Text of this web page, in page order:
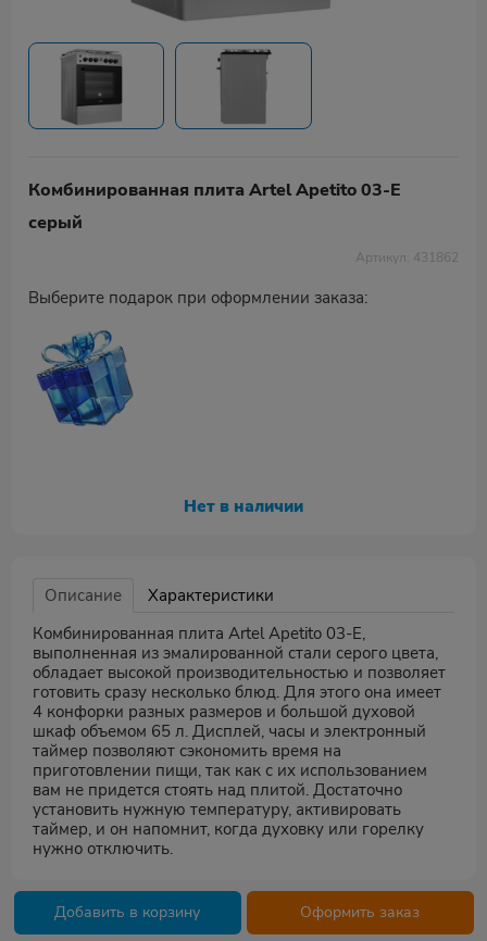
Комбинированная плита Artel Apetito 03-E
серый
Артикул: 431862
Выберите подарок при оформлении заказа:
Нет в наличии
Описание
Характеристики
Комбинированная плита Artel Apetito 03-E,
выполненная из эмалированной стали серого цвета,
обладает высокой производительностью и позволяет
готовить сразу несколько блюд. Для этого она имеет
4 конфорки разных размеров и большой духовой
шкаф объемом 65 л. Дисплей, часы и электронный
таймер позволяют сэкономить время на
приготовлении пищи, так как с их использованием
вам не придется стоять над плитой. Достаточно
установить нужную температуру, активировать
таймер, и он напомнит, когда духовку или горелку
нужно отключить.
Добавить в корзину Оформить заказ